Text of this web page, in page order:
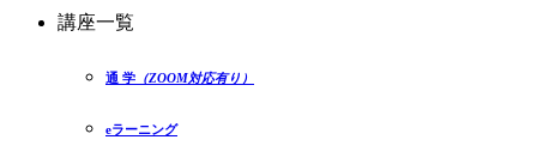
講座一覧
通 学 （ZOOM対応有り）
eラーニング